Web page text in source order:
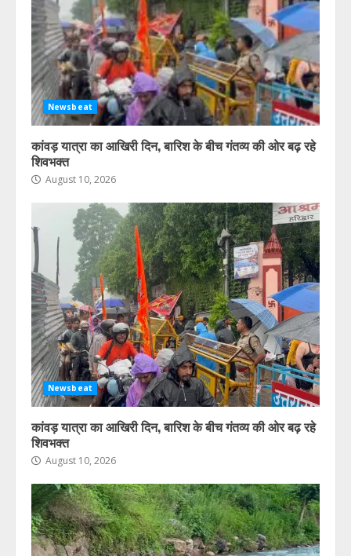
Newsbeat
कांवड़ यात्रा का आखिरी दिन, बारिश के बीच गंतव्य की ओर बढ़ रहे
शिवभक्त
August 10, 2026
Newsbeat
कांवड़ यात्रा का आखिरी दिन, बारिश के बीच गंतव्य की ओर बढ़ रहे
शिवभक्त
August 10, 2026